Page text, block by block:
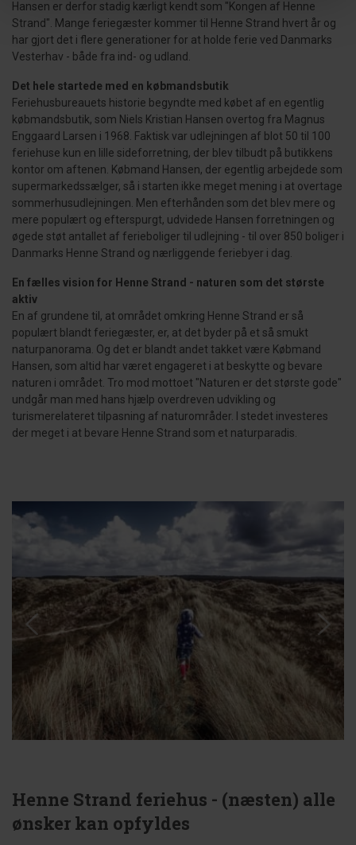
Hansen er derfor stadig kærligt kendt som "Kongen af Henne
Strand". Mange feriegæster kommer til Henne Strand hvert år og
har gjort det i flere generationer for at holde ferie ved Danmarks
Vesterhav - både fra ind- og udland.
Det hele startede med en købmandsbutik
Feriehusbureauets historie begyndte med købet af en egentlig
købmandsbutik, som Niels Kristian Hansen overtog fra Magnus
Enggaard Larsen i 1968. Faktisk var udlejningen af blot 50 til 100
feriehuse kun en lille sideforretning, der blev tilbudt på butikkens
kontor om aftenen. Købmand Hansen, der egentlig arbejdede som
supermarkedssælger, så i starten ikke meget mening i at overtage
sommerhusudlejningen. Men efterhånden som det blev mere og
mere populært og efterspurgt, udvidede Hansen forretningen og
øgede støt antallet af ferieboliger til udlejning - til over 850 boliger i
Danmarks Henne Strand og nærliggende feriebyer i dag.
En fælles vision for Henne Strand - naturen som det største
aktiv
En af grundene til, at området omkring Henne Strand er så
populært blandt feriegæster, er, at det byder på et så smukt
naturpanorama. Og det er blandt andet takket være Købmand
Hansen, som altid har været engageret i at beskytte og bevare
naturen i området. Tro mod mottoet "Naturen er det største gode"
undgår man med hans hjælp overdreven udvikling og
turismerelateret tilpasning af naturområder. I stedet investeres
der meget i at bevare Henne Strand som et naturparadis.
Henne Strand feriehus - (næsten) alle
ønsker kan opfyldes